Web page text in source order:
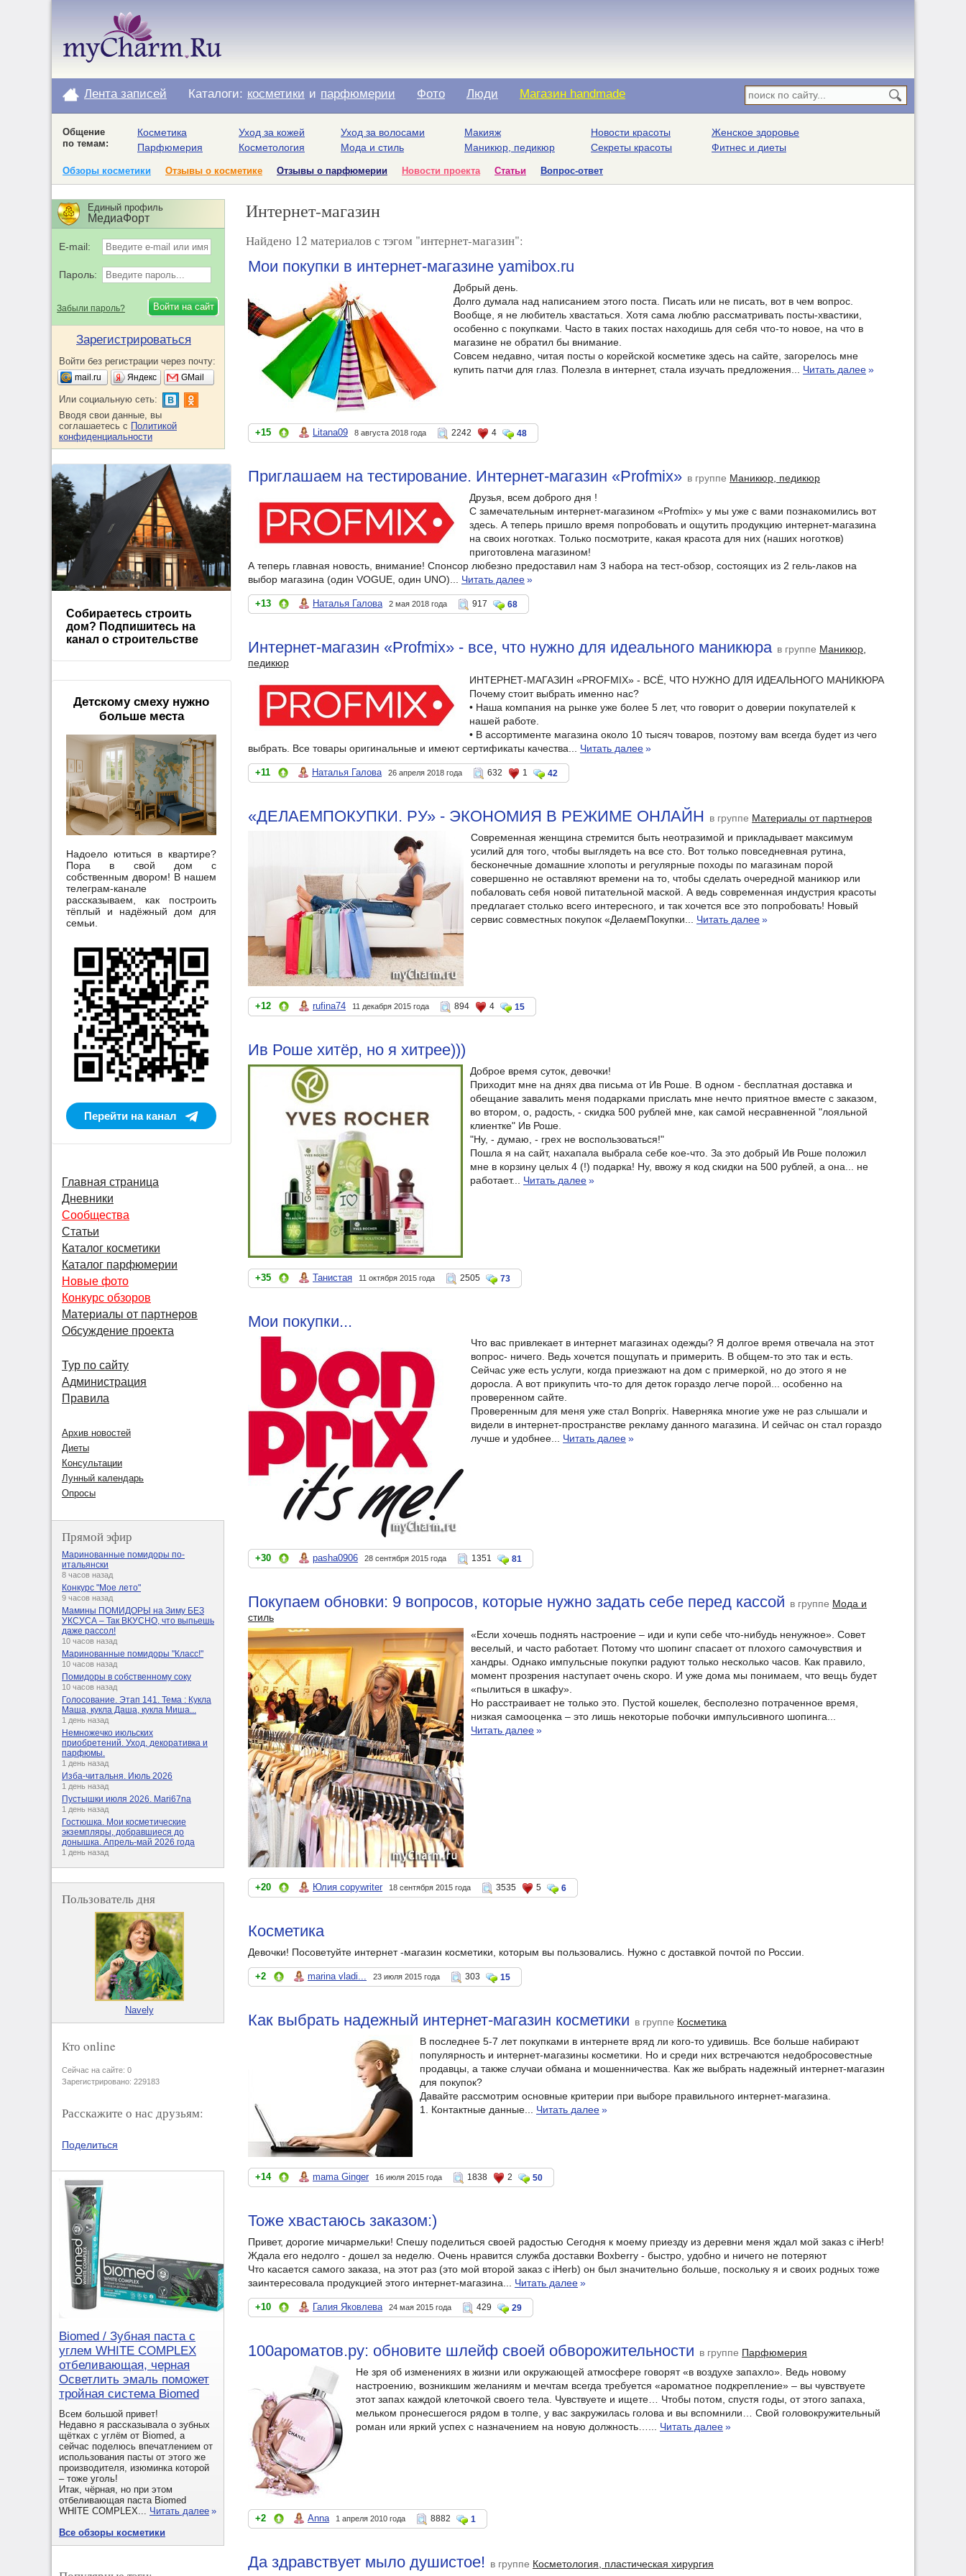
Лента записей Каталоги: косметики и парфюмерии Фото Люди Магазин handmade
Общение
по темам:
Косметика
Парфюмерия
Уход за кожей
Косметология
Уход за волосами
Мода и стиль
Макияж
Маникюр, педикюр
Новости красоты
Секреты красоты
Женское здоровье
Фитнес и диеты
Обзоры косметики Отзывы о косметике Отзывы о парфюмерии Новости проекта Статьи Вопрос-ответ
Интернет-магазин
Найдено 12 материалов с тэгом "интернет-магазин":
Мои покупки в интернет-магазине yamibox.ru
Добрый день.
Долго думала над написанием этого поста. Писать или не писать, вот в чем вопрос.
Вообще, я не любитель хвастаться. Хотя сама люблю рассматривать посты-хвастики,
особенно с покупками. Часто в таких постах находишь для себя что-то новое, на что в
магазине не обратил бы внимание.
Совсем недавно, читая посты о корейской косметике здесь на сайте, загорелось мне
купить патчи для глаз. Полезла в интернет, стала изучать предложения... Читать далее»
+15 Litana09 8 августа 2018 года 2242 4 48
Приглашаем на тестирование. Интернет-магазин «Profmix» в группе Маникюр, педикюр
Друзья, всем доброго дня !
С замечательным интернет-магазином «Profmix» y мы уже с вами познакомились вот
здесь. А теперь пришло время попробовать и ощутить продукцию интернет-магазина
на своих ноготках. Только посмотрите, какая красота для них (наших ноготков)
приготовлена магазином!
А теперь главная новость, внимание! Спонсор любезно предоставил нам 3 набора на тест-обзор, состоящих из 2 гель-лаков на
выбор магазина (один VOGUE, один UNO)... Читать далее»
+13 Наталья Галова 2 мая 2018 года 917 68
Интернет-магазин «Profmix» - все, что нужно для идеального маникюра в группе Маникюр,
педикюр
ИНТЕРНЕТ-МАГАЗИН «PROFMIX» - ВСЁ, ЧТО НУЖНО ДЛЯ ИДЕАЛЬНОГО МАНИКЮРА
Почему стоит выбрать именно нас?
• Наша компания на рынке уже более 5 лет, что говорит о доверии покупателей к
нашей работе.
• В ассортименте магазина около 10 тысяч товаров, поэтому вам всегда будет из чего
выбрать. Все товары оригинальные и имеют сертификаты качества... Читать далее»
+11 Наталья Галова 26 апреля 2018 года 632 1 42
«ДЕЛАЕМПОКУПКИ. РУ» - ЭКОНОМИЯ В РЕЖИМЕ ОНЛАЙН в группе Материалы от партнеров
Современная женщина стремится быть неотразимой и прикладывает максимум
усилий для того, чтобы выглядеть на все сто. Вот только повседневная рутина,
бесконечные домашние хлопоты и регулярные походы по магазинам порой
совершенно не оставляют времени на то, чтобы сделать очередной маникюр или
побаловать себя новой питательной маской. А ведь современная индустрия красоты
предлагает столько всего интересного, и так хочется все это попробовать! Новый
сервис совместных покупок «ДелаемПокупки... Читать далее»
+12 rufina74 11 декабря 2015 года 894 4 15
Ив Роше хитёр, но я хитрее)))
Доброе время суток, девочки!
Приходит мне на днях два письма от Ив Роше. В одном - бесплатная доставка и
обещание завалить меня подарками прислать мне нечто приятное вместе с заказом,
во втором, о, радость, - скидка 500 рублей мне, как самой несравненной "лояльной
клиентке" Ив Роше.
"Ну, - думаю, - грех не воспользоваться!"
Пошла я на сайт, нахапала выбрала себе кое-что. За это добрый Ив Роше положил
мне в корзину целых 4 (!) подарка! Ну, ввожу я код скидки на 500 рублей, а она... не
работает... Читать далее»
+35 Танистая 11 октября 2015 года 2505 73
Мои покупки...
Что вас привлекает в интернет магазинах одежды? Я долгое время отвечала на этот
вопрос- ничего. Ведь хочется пощупать и примерить. В общем-то это так и есть.
Сейчас уже есть услуги, когда приезжают на дом с примеркой, но до этого я не
доросла. А вот прикупить что-то для деток гораздо легче порой... особенно на
проверенном сайте.
Проверенным для меня уже стал Bonprix. Наверняка многие уже не раз слышали и
видели в интернет-пространстве рекламу данного магазина. И сейчас он стал гораздо
лучше и удобнее... Читать далее»
+30 pasha0906 28 сентября 2015 года 1351 81
Покупаем обновки: 9 вопросов, которые нужно задать себе перед кассой в группе Мода и
стиль
«Если хочешь поднять настроение – иди и купи себе что-нибудь ненужное». Совет
веселый, и часто работает. Потому что шопинг спасает от плохого самочувствия и
хандры. Однако импульсные покупки радуют только несколько часов. Как правило,
момент прозрения наступает очень скоро. И уже дома мы понимаем, что вещь будет
«пылиться в шкафу».
Но расстраивает не только это. Пустой кошелек, бесполезно потраченное время,
низкая самооценка – это лишь некоторые побочки импульсивного шопинга...
Читать далее»
+20 Юлия copywriter 18 сентября 2015 года 3535 5 6
Косметика
Девочки! Посоветуйте интернет -магазин косметики, которым вы пользовались. Нужно с доставкой почтой по России.
+2 marina vladi... 23 июля 2015 года 303 15
Как выбрать надежный интернет-магазин косметики в группе Косметика
В последнее 5-7 лет покупками в интернете вряд ли кого-то удивишь. Все больше набирают
популярность и интернет-магазины косметики. Но и среди них встречаются недобросовестные
продавцы, а также случаи обмана и мошенничества. Как же выбрать надежный интернет-магазин
для покупок?
Давайте рассмотрим основные критерии при выборе правильного интернет-магазина.
1. Контактные данные... Читать далее»
+14 mama Ginger 16 июля 2015 года 1838 2 50
Тоже хвастаюсь заказом:)
Привет, дорогие мичармельки! Спешу поделиться своей радостью Сегодня к моему приезду из деревни меня ждал мой заказ с iHerb!
Ждала его недолго - дошел за неделю. Очень нравится служба доставки Boxberry - быстро, удобно и ничего не потеряют
Что касается самого заказа, на этот раз (это мой второй заказ с iHerb) он был значительно больше, поскольку я и своих родных тоже
заинтересовала продукцией этого интернет-магазина... Читать далее»
+10 Галия Яковлева 24 мая 2015 года 429 29
100ароматов.ру: обновите шлейф своей обворожительности в группе Парфюмерия
Не зря об изменениях в жизни или окружающей атмосфере говорят «в воздухе запахло». Ведь новому
настроению, возникшим желаниям и мечтам всегда требуется «ароматное подкрепление» – вы чувствуете
этот запах каждой клеточкой своего тела. Чувствуете и ищете… Чтобы потом, спустя годы, от этого запаха,
мельком пронесшегося рядом в толпе, у вас закружилась голова и вы вспомнили… Свой головокружительный
роман или яркий успех с назначением на новую должность…... Читать далее»
+2 Anna 1 апреля 2010 года 8882 1
Да здравствует мыло душистое! в группе Косметология, пластическая хирургия
Единый профиль
МедиаФорт
E-mail:
Пароль:
Забыли пароль?
Зарегистрироваться
Войти без регистрации через почту:
mail.ru Яндекс GMail
Или социальную сеть:
Вводя свои данные, вы
соглашаетесь с Политикой
конфиденциальности
Собираетесь строить
дом? Подпишитесь на
канал о строительстве
Детскому смеху нужно
больше места
Надоело ютиться в квартире?
Пора в свой дом с
собственным двором! В нашем
телеграм-канале
рассказываем, как построить
тёплый и надёжный дом для
семьи.
Перейти на канал
Главная страница
Дневники
Сообщества
Статьи
Каталог косметики
Каталог парфюмерии
Новые фото
Конкурс обзоров
Материалы от партнеров
Обсуждение проекта
Тур по сайту
Администрация
Правила
Архив новостей
Диеты
Консультации
Лунный календарь
Опросы
Прямой эфир
Маринованные помидоры по-
итальянски
8 часов назад
Конкурс "Мое лето"
9 часов назад
Мамины ПОМИДОРЫ на Зиму БЕЗ
УКСУСА – Так ВКУСНО, что выпьешь
даже рассол!
10 часов назад
Маринованные помидоры "Класс!"
10 часов назад
Помидоры в собственному соку
10 часов назад
Голосование. Этап 141. Тема : Кукла
Маша, кукла Даша, кукла Миша...
1 день назад
Немножечко июльских
приобретений. Уход, декоративка и
парфюмы.
1 день назад
Изба-читальня. Июль 2026
1 день назад
Пустышки июля 2026. Mari67na
1 день назад
Гостюшка. Мои косметические
экземпляры, добравшиеся до
донышка. Апрель-май 2026 года
1 день назад
Пользователь дня
Navely
Кто online
Сейчас на сайте: 0
Зарегистрировано: 229183
Расскажите о нас друзьям:
Поделиться
Biomed / Зубная паста с
углем WHITE COMPLEX
отбеливающая, черная
Осветлить эмаль поможет
тройная система Biomed
Всем большой привет!
Недавно я рассказывала о зубных
щётках с углём от Biomed, а
сейчас поделюсь впечатлением от
использования пасты от этого же
производителя, изюминка которой
– тоже уголь!
Итак, чёрная, но при этом
отбеливающая паста Biomed
WHITE COMPLEX... Читать далее »
Все обзоры косметики